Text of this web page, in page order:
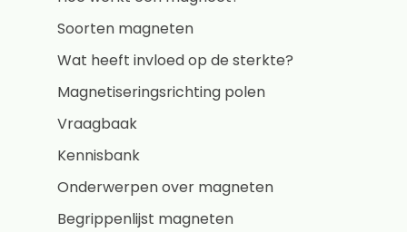
Soorten magneten
Wat heeft invloed op de sterkte?
Magnetiseringsrichting polen
Vraagbaak
Kennisbank
Onderwerpen over magneten
Begrippenlijst magneten